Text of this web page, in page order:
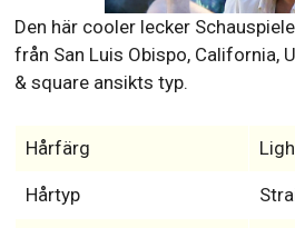
Den här cooler lecker
från San Luis Obispo, California,
& square ansikts typ.
Hårfärg
Hårtyp